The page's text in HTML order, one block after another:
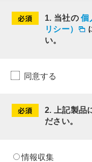
1. 当社の個
リシー）
い。
同意する
2. 上記製品
ださい。
情報収集